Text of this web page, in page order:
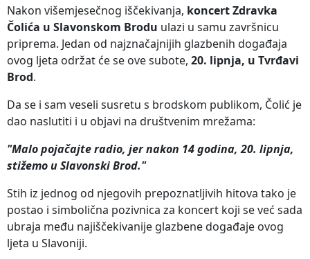
Nakon višemjesečnog iščekivanja, koncert Zdravka
Čolića u Slavonskom Brodu ulazi u samu završnicu
priprema. Jedan od najznačajnijih glazbenih događaja
ovog ljeta održat će se ove subote, 20. lipnja, u Tvrđavi
Brod.
Da se i sam veseli susretu s brodskom publikom, Čolić je
dao naslutiti i u objavi na društvenim mrežama:
"Malo pojačajte radio, jer nakon 14 godina, 20. lipnja,
stižemo u Slavonski Brod."
Stih iz jednog od njegovih prepoznatljivih hitova tako je
postao i simbolična pozivnica za koncert koji se već sada
ubraja među najiščekivanije glazbene događaje ovog
ljeta u Slavoniji.